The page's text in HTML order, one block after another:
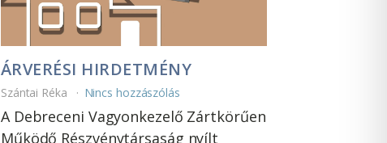
ÁRVERÉSI HIRDETMÉNY
Szántai Réka Nincs hozzászólás
A Debreceni Vagyonkezelő Zártkörűen
Működő Részvénytársaság nyílt